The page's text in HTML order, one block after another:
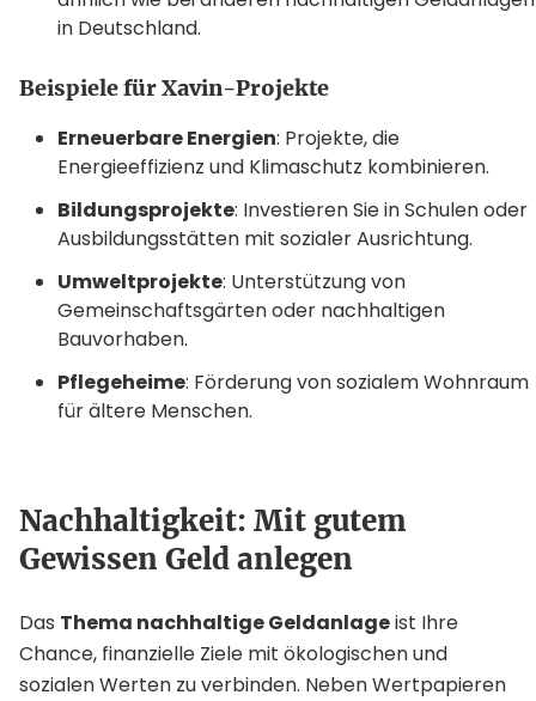
in Deutschland.
Beispiele für Xavin-Projekte
Erneuerbare Energien: Projekte, die
Energieeffizienz und Klimaschutz kombinieren.
Bildungsprojekte: Investieren Sie in Schulen oder
Ausbildungsstätten mit sozialer Ausrichtung.
Umweltprojekte: Unterstützung von
Gemeinschaftsgärten oder nachhaltigen
Bauvorhaben.
Pflegeheime: Förderung von sozialem Wohnraum
für ältere Menschen.
Nachhaltigkeit: Mit gutem
Gewissen Geld anlegen
Das Thema nachhaltige Geldanlageist Ihre
Chance, finanzielle Ziele mit ökologischen und
sozialen Werten zu verbinden. Neben Wertpapieren